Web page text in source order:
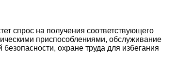
спрос на получения соответствующего
приспособлениями, обслуживание
охране труда для избегания